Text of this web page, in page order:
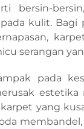
bersin-
kulit. Bagi
serangan
pada
estetika
yang